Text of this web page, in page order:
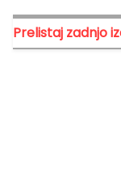
Prelistaj zadnjo